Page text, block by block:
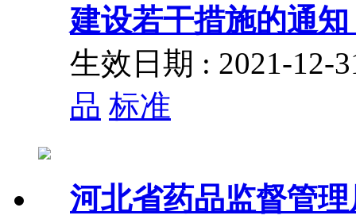
建设若干措施的通
生效日期 : 2021-12-
品 标准
河北省药品监督管